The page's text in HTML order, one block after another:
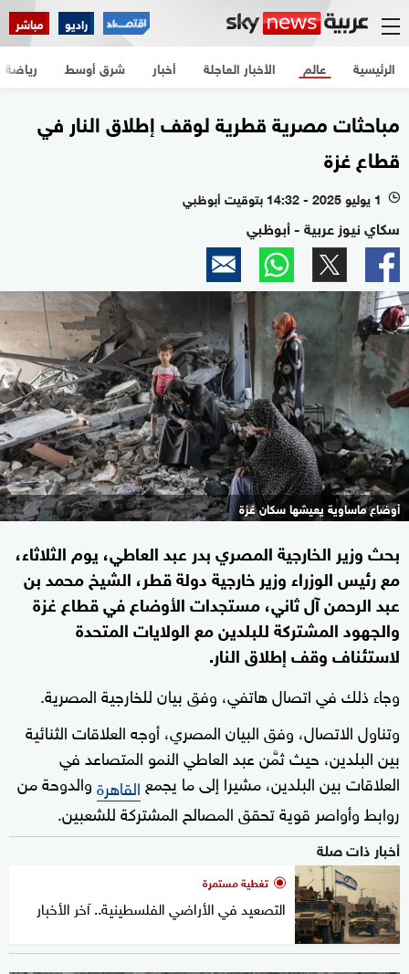
راديو مباشر
الرئيسية الأخبار العاجلة أخبار شرق أوسط عالم رياضة
مباحثات مصرية قطرية لوقف إطلاق النار في
قطاع غزة
l 1 يوليو 2025 - 14:32 بتوقيت أبوظبي
سكاي نيوز عربية - أبوظبي
أوضاع ماساوية يعيشها سكان غزة
بحث وزير الخارجية المصري بدر عبد العاطي، يوم الثلاثاء،
مع رئيس الوزراء وزير خارجية دولة قطر، الشيخ محمد بن
عبد الرحمن آل ثاني، مستجدات الأوضاع في قطاع غزة
والجهود المشتركة للبلدين مع الولايات المتحدة
لاستئناف وقف إطلاق النار.
وجاء ذلك في اتصال هاتفي، وفق بيان للخارجية المصرية.
وتناول الاتصال، وفق البيان المصري، أوجه العلاقات الثنائية
بين البلدين، حيث ثمَّن عبد العاطي النمو المتصاعد في
العلاقات بين البلدين، مشيرا إلى ما يجمعالقاهرةوالدوحة من
روابط وأواصر قوية تحقق المصالح المشتركة للشعبين.
أخبار ذات صلة
تغطية مستمرة
التصعيد في الأراضي الفلسطينية.. آخر الأخبار